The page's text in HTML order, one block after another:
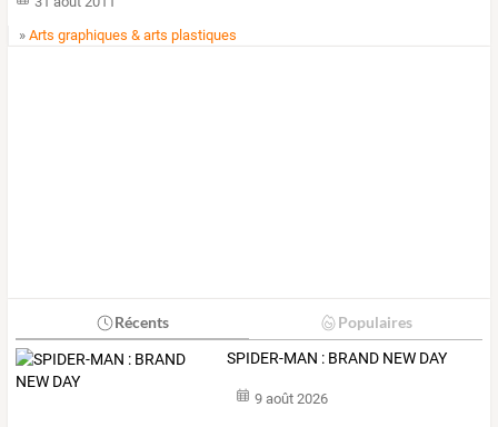
»Arts graphiques & arts plastiques
Récents Populaires
SPIDER-MAN : BRAND NEW DAY
9 août 2026